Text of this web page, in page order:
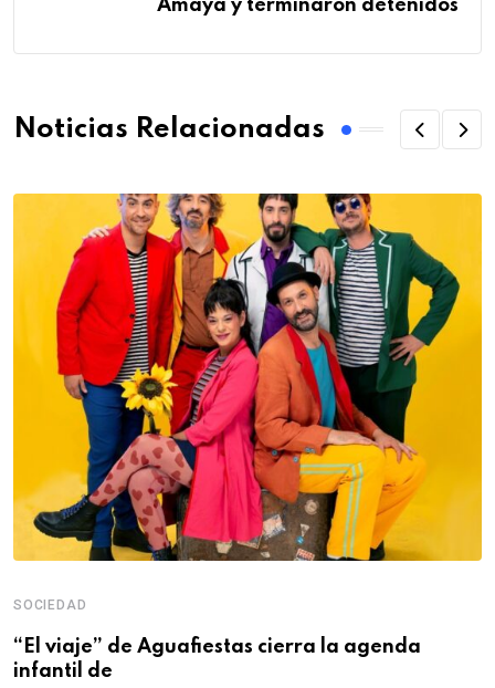
Amaya y terminaron detenidos
Noticias Relacionadas
SOCIEDAD
“El viaje” de Aguafiestas cierra la agenda
infantil de